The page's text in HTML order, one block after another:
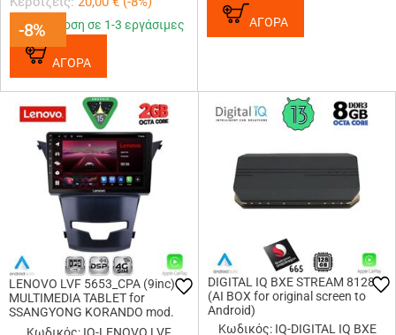
-8%
-8%
Παράδοση σε 1-3 εργάσιμες
ΑΓΟΡΑ
ΑΓΟΡΑ
LENOVO LVF 5653_CPA (9inc)
MULTIMEDIA TABLET for
SSANGYONG KORANDO mod.
2014-2019
DIGITAL IQ BXE STREAM 8128
(AI BOX for original screen to
Android)
Κωδικός: IQ-DIGITAL IQ BXE